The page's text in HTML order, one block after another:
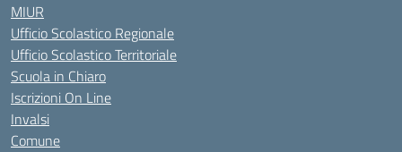
MIUR
Ufficio Scolastico Regionale
Ufficio Scolastico Territoriale
Scuola in Chiaro
Iscrizioni On Line
Invalsi
Comune